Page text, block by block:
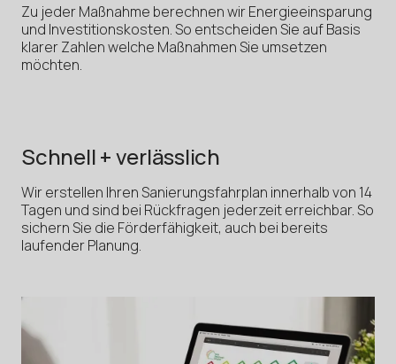
Zu jeder Maßnahme berechnen wir Energieeinsparung
und Investitionskosten. So entscheiden Sie auf Basis
klarer Zahlen welche Maßnahmen Sie umsetzen
möchten.
Schnell + verlässlich
Wir erstellen Ihren Sanierungsfahrplan innerhalb von 14
Tagen und sind bei Rückfragen jederzeit erreichbar. So
sichern Sie die Förderfähigkeit, auch bei bereits
laufender Planung.